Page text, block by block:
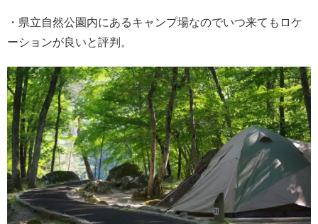
・県立自然公園内にあるキャンプ場なのでいつ来てもロケ
ーションが良いと評判。